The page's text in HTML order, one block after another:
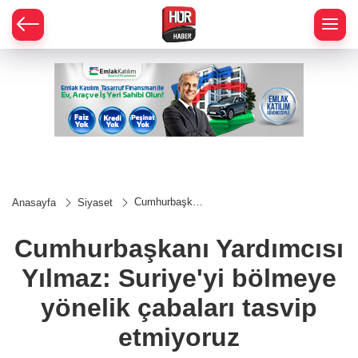
Anasayfa Siyaset
Cumhurbaşkanı
Suriye'yi
bölmeye
yönelik çabaları
tasvip
etmiyoruz
Cumhurbaşkanı Yardımcısı
Yılmaz: Suriye'yi bölmeye
yönelik çabaları tasvip
etmiyoruz